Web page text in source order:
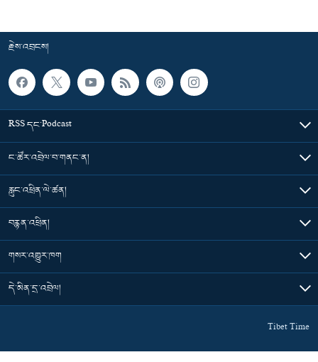
རྗེས་འབྲངས།
RSS དང་Podcast
ང་ཚོར་འབྲེལ་བ་གནང་ན།
རླུང་འཕྲིན་ལེ་ཚན།
བརྙན་འཕྲིན།
གསར་འགྱུར་ཁག
དེ་མིན་དྲ་འབྲེལ།
Tibet Time